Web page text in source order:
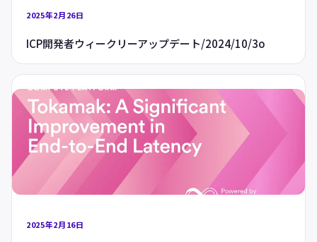
2025年2月26日
ICP開発者ウィークリーアップデート/2024/10/3o
2025年2月16日